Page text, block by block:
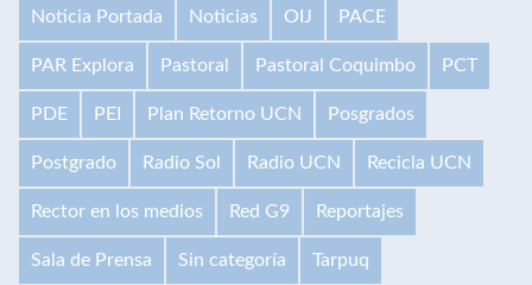
Noticia Portada Noticias OIJ PACE
PAR Explora Pastoral Pastoral Coquimbo PCT
PDE PEI Plan Retorno UCN Posgrados
Postgrado Radio Sol Radio UCN Recicla UCN
Rector en los medios Red G9 Reportajes
Sala de Prensa Sin categoría Tarpuq